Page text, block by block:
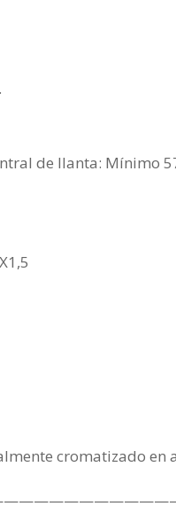
de llanta: Mínimo
cromatizado en